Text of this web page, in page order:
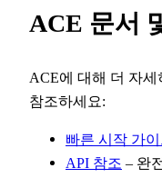
ACE 문서
ACE에 대해 더 자
참조하세요:
빠른 시작 가
API 참조 – 완